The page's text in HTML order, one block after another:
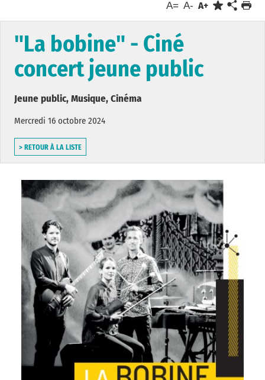
A= A- A+
"La bobine" - Ciné
concert jeune public
Jeune public, Musique, Cinéma
Mercredi 16 octobre 2024
> RETOUR À LA LISTE